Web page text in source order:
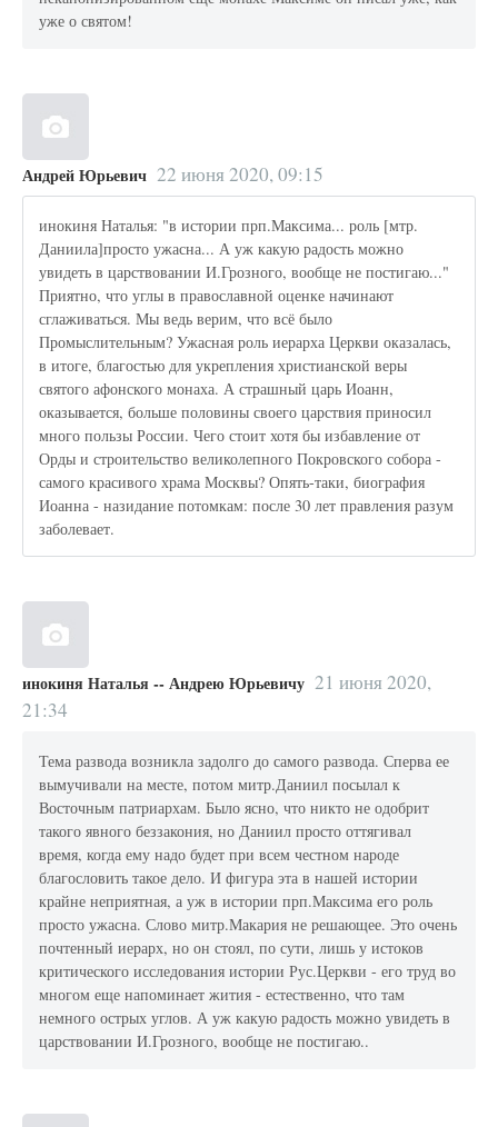
уже о святом!
Андрей Юрьевич 22 июня 2020, 09:15
инокиня Наталья: "в истории прп.Максима... роль [мтр.
Даниила]просто ужасна... А уж какую радость можно
увидеть в царствовании И.Грозного, вообще не постигаю..."
Приятно, что углы в православной оценке начинают
сглаживаться. Мы ведь верим, что всё было
Промыслительным? Ужасная роль иерарха Церкви оказалась,
в итоге, благостью для укрепления христианской веры
святого афонского монаха. А страшный царь Иоанн,
оказывается, больше половины своего царствия приносил
много пользы России. Чего стоит хотя бы избавление от
Орды и строительство великолепного Покровского собора -
самого красивого храма Москвы? Опять-таки, биография
Иоанна - назидание потомкам: после 30 лет правления разум
заболевает.
инокиня Наталья -- Андрею Юрьевичу 21 июня 2020,
21:34
Тема развода возникла задолго до самого развода. Сперва ее
вымучивали на месте, потом митр.Даниил посылал к
Восточным патриархам. Было ясно, что никто не одобрит
такого явного беззакония, но Даниил просто оттягивал
время, когда ему надо будет при всем честном народе
благословить такое дело. И фигура эта в нашей истории
крайне неприятная, а уж в истории прп.Максима его роль
просто ужасна. Слово митр.Макария не решающее. Это очень
почтенный иерарх, но он стоял, по сути, лишь у истоков
критического исследования истории Рус.Церкви - его труд во
многом еще напоминает жития - естественно, что там
немного острых углов. А уж какую радость можно увидеть в
царствовании И.Грозного, вообще не постигаю..